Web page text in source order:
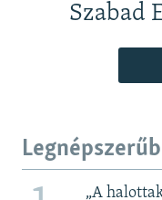
Szabad
„A